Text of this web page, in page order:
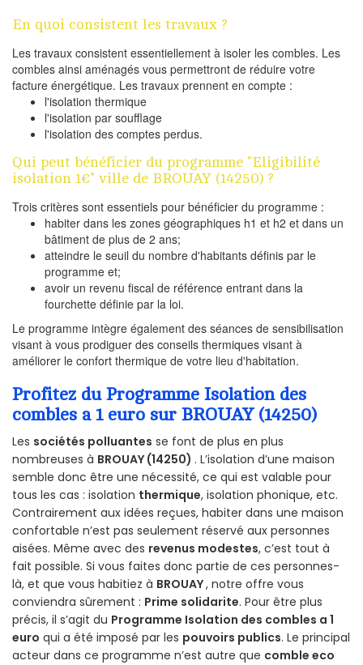
En quoi consistent les travaux ?
Les travaux consistent essentiellement à isoler les combles. Les
combles ainsi aménagés vous permettront de réduire votre
facture énergétique. Les travaux prennent en compte :
l'isolation thermique
l'isolation par soufflage
l'isolation des comptes perdus.
Qui peut bénéficier du programme "Eligibilité
isolation 1€" ville de BROUAY (14250) ?
Trois critères sont essentiels pour bénéficier du programme :
habiter dans les zones géographiques h1 et h2 et dans un
bâtiment de plus de 2 ans;
atteindre le seuil du nombre d'habitants définis par le
programme et;
avoir un revenu fiscal de référence entrant dans la
fourchette définie par la loi.
Le programme intègre également des séances de sensibilisation
visant à vous prodiguer des conseils thermiques visant à
améliorer le confort thermique de votre lieu d'habitation.
Profitez du Programme Isolation des
combles a 1 euro sur BROUAY (14250)
Les sociétés polluantes se font de plus en plus
nombreuses à BROUAY (14250) . L’isolation d’une maison
semble donc être une nécessité, ce qui est valable pour
tous les cas : isolation thermique, isolation phonique, etc.
Contrairement aux idées reçues, habiter dans une maison
confortable n’est pas seulement réservé aux personnes
aisées. Même avec des revenus modestes, c’est tout à
fait possible. Si vous faites donc partie de ces personnes-
là, et que vous habitiez à BROUAY, notre offre vous
conviendra sûrement : Prime solidarite. Pour être plus
précis, il s’agit du Programme Isolation des combles a 1
euro qui a été imposé par les pouvoirs publics. Le principal
acteur dans ce programme n’est autre que comble eco